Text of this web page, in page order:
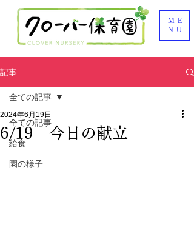
ME
NU
記事
全ての記事
給食
園の様子
全ての記事
6/19 今日の献立
2024年6月19日